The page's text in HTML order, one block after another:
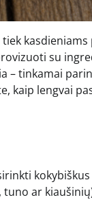
su
– tinkamai
kaip lengvai
ar